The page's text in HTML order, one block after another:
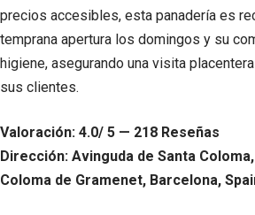
precios accesibles, esta panadería es
temprana apertura los domingos y su
higiene, asegurando una visita
sus clientes.
Valoración: 4.0/ 5 — 218 Reseñas
Dirección: Avinguda de Santa
Coloma de Gramenet, Barcelona,